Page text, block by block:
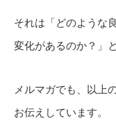
それは「どのような
変化があるのか？」
メルマガでも、以上
お伝えしています。